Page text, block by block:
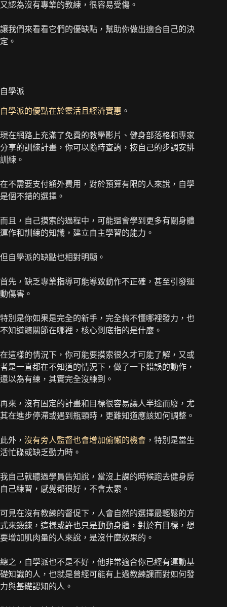
又認為沒有專業的教練，很容易受傷。
讓我們來看看它們的優缺點，幫助你做出適合自己的決
定。
自學派
自學派的優點在於靈活且經濟實惠 。
現在網路上充滿了免費的教學影片、健身部落格和專家
分享的訓練計畫，你可以隨時查詢，按自己的步調安排
訓練。
在不需要支付額外費用，對於預算有限的人來說，自學
是個不錯的選擇。
而且，自己摸索的過程中，可能還會學到更多有關身體
運作和訓練的知識，建立自主學習的能力。
但自學派的缺點也相對明顯。
首先，缺乏專業指導可能導致動作不正確，甚至引發運
動傷害。
特別是你如果是完全的新手，完全搞不懂哪裡發力，也
不知道髖關節在哪裡，核心到底指的是什麼。
在這樣的情況下，你可能要摸索很久才可能了解，又或
者是一直都在不知道的情況下，做了一下錯誤的動作，
還以為有練，其實完全沒練到。
再來，沒有固定的計畫和目標很容易讓人半途而廢，尤
其在進步停滯或遇到瓶頸時，更難知道應該如何調整。
此外， 沒有旁人監督也會增加偷懶的機會 ，特別是當生
活忙碌或缺乏動力時。
我自己就聽過學員告知說，當沒上課的時候跑去健身房
自己練習，感覺都很好，不會太累。
可見在沒有教練的督促下，人會自然的選擇最輕鬆的方
式來鍛鍊，這樣或許也只是動動身體，對於有目標，想
要增加肌肉量的人來說，是沒什麼效果的。
總之，自學派也不是不好，他非常適合你已經有運動基
礎知識的人，也就是曾經可能有上過教練課而對如何發
力與基礎認知的人。